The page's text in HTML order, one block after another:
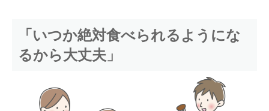
「いつか絶対食べられるようにな
るから大丈夫」